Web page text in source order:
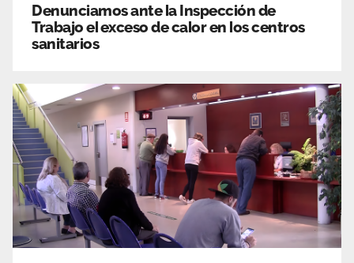
Denunciamos ante la Inspección de
Trabajo el exceso de calor en los centros
sanitarios